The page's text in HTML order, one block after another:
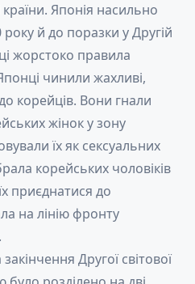
країни. Японія насильно
й до поразки у Другій
жорстоко правила
чинили жахливі,
корейців. Вони гнали
жінок у зону
їх як сексуальних
корейських чоловіків
приєднатися до
на лінію фронту
Другої світової